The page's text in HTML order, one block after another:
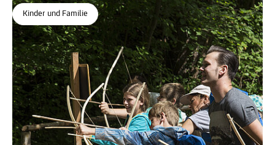
Kinder und Familie